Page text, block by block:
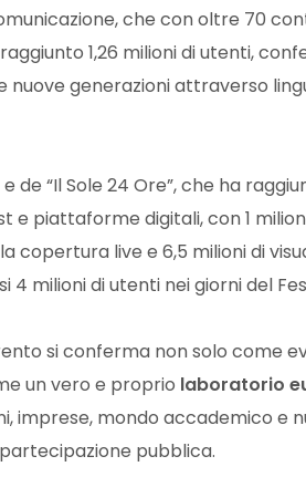
che con oltre 70
1,26 milioni di utenti,
generazioni attraverso
de “Il Sole 24 Ore”, che ha
e piattaforme digitali, con 1
copertura live e 6,5 milioni di
4 milioni di utenti nei giorni del
si conferma non solo come
un vero e proprio laboratorio
imprese, mondo accademico e
pubblica.